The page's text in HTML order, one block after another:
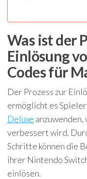
Was ist der
Einlösung
Codes für
Der Prozess zur
ermöglicht es
Deluxe
verbessert wird.
Schritte können die
ihrer Nintendo
einlösen.